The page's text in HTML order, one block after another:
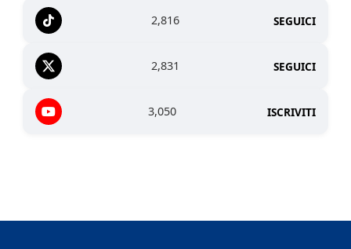
2,816 SEGUICI
2,831 SEGUICI
3,050 ISCRIVITI